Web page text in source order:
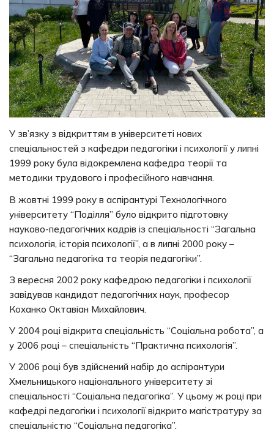
У зв’язку з відкриттям в університеті нових
спеціальностей з кафедри педагогіки і психології у липні
1999 року була відокремлена кафедра теорії та
методики трудового і професійного навчання.
В жовтні 1999 року в аспірантурі Технологічного
університету “Поділля” було відкрито підготовку
науково-педагогічних кадрів із спеціальності “Загальна
психологія, історія психології”, а в липні 2000 року –
“Загальна педагогіка та теорія педагогіки”.
З вересня 2002 року кафедрою педагогіки і психології
завідував кандидат педагогічних наук, професор
Коханко Октавіан Михайлович.
У 2004 році відкрита спеціальність “Соціальна робота”, а
у 2006 році – спеціальність “Практична психологія”.
У 2006 році був здійснений набір до аспірантури
Хмельницького національного університету зі
спеціальності “Соціальна педагогіка”. У цьому ж році при
кафедрі педагогіки і психології відкрито магістратуру за
спеціальністю “Соціальна педагогіка”.